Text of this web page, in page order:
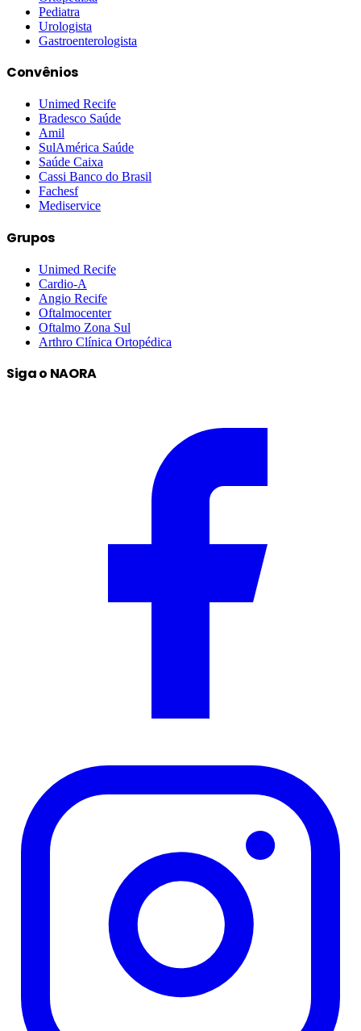
Pediatra
Urologista
Gastroenterologista
Convênios
Unimed Recife
Bradesco Saúde
Amil
SulAmérica Saúde
Saúde Caixa
Cassi Banco do Brasil
Fachesf
Mediservice
Grupos
Unimed Recife
Cardio-A
Angio Recife
Oftalmocenter
Oftalmo Zona Sul
Arthro Clínica Ortopédica
Siga o NAORA